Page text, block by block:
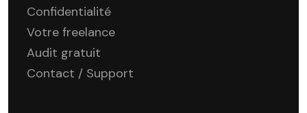
Confidentialité
Votre freelance
Audit gratuit
Contact / Support